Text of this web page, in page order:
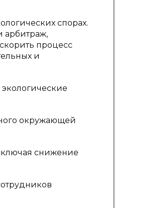
спорах.
арбитраж,
процесс
и
окружающей
снижение